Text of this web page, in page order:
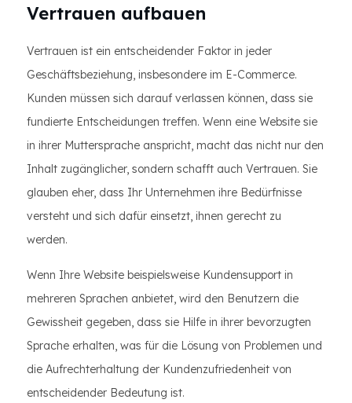
Vertrauen aufbauen
Vertrauen ist ein entscheidender Faktor in jeder
Geschäftsbeziehung, insbesondere im E-Commerce.
Kunden müssen sich darauf verlassen können, dass sie
fundierte Entscheidungen treffen. Wenn eine Website sie
in ihrer Muttersprache anspricht, macht das nicht nur den
Inhalt zugänglicher, sondern schafft auch Vertrauen. Sie
glauben eher, dass Ihr Unternehmen ihre Bedürfnisse
versteht und sich dafür einsetzt, ihnen gerecht zu
werden.
Wenn Ihre Website beispielsweise Kundensupport in
mehreren Sprachen anbietet, wird den Benutzern die
Gewissheit gegeben, dass sie Hilfe in ihrer bevorzugten
Sprache erhalten, was für die Lösung von Problemen und
die Aufrechterhaltung der Kundenzufriedenheit von
entscheidender Bedeutung ist.